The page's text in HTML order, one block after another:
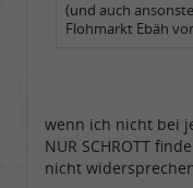
(und auch
Flohmarkt Ebäh
wenn ich nicht bei
NUR SCHROTT
nicht